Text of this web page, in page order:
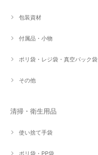
包装資材
付属品・小物
ポリ袋・レジ袋・真空パック袋
その他
清掃・衛生用品
使い捨て手袋
ポリ袋・PP袋